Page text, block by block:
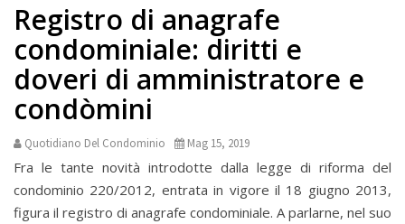
Registro di anagrafe
condominiale: diritti e
doveri di amministratore e
condòmini
Quotidiano Del Condominio Mag 15, 2019
Fra le tante novità introdotte dalla legge di riforma del
condominio 220/2012, entrata in vigore il 18 giugno 2013,
figura il registro di anagrafe condominiale. A parlarne, nel suo